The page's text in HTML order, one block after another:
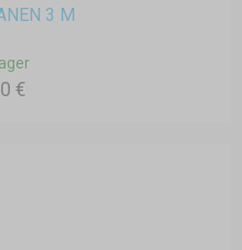
3 M
€